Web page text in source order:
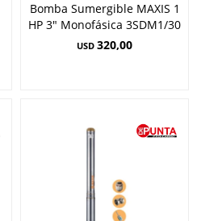
Bomba Sumergible MAXIS 1
HP 3" Monofásica 3SDM1/30
USD 320,00